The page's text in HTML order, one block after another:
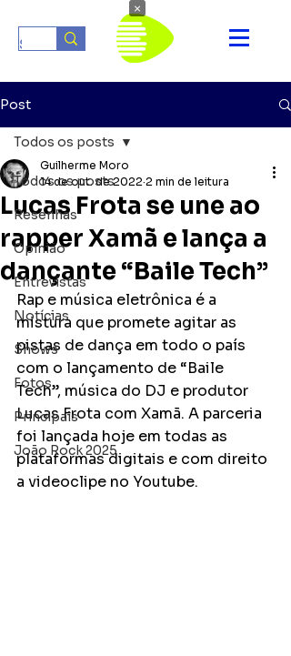
Post
Todos os posts
Resenhas
Opinião
Entrevistas
Notícias
Shows
Fotos
Principais
João Rock 2025
Todos os posts
Lucas Frota se une ao
rapper Xamã e lança a
dançante “Baile Tech”
Guilherme Moro
14 de out. de 2022 2 min de leitura
Rap e música eletrônica é a
mistura que promete agitar as
pistas de dança em todo o país
com o lançamento de “Baile
Tech”, música do DJ e produtor
Lucas Frota com Xamã. A parceria
foi lançada hoje em todas as
plataformas digitais e com direito
a videoclipe no Youtube.
×